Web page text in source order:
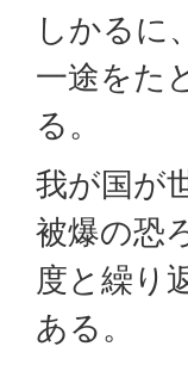
しかるに
一途をた
る。
我が国が
被爆の恐
度と繰り
ある。